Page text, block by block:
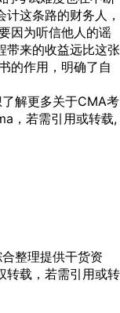
这条路的财务人，
因为听信他人的谣
带来的收益远比这张
的作用，明确了自
解更多关于CMA考
，若需引用或转载,
整理提供干货资
转载，若需引用或转